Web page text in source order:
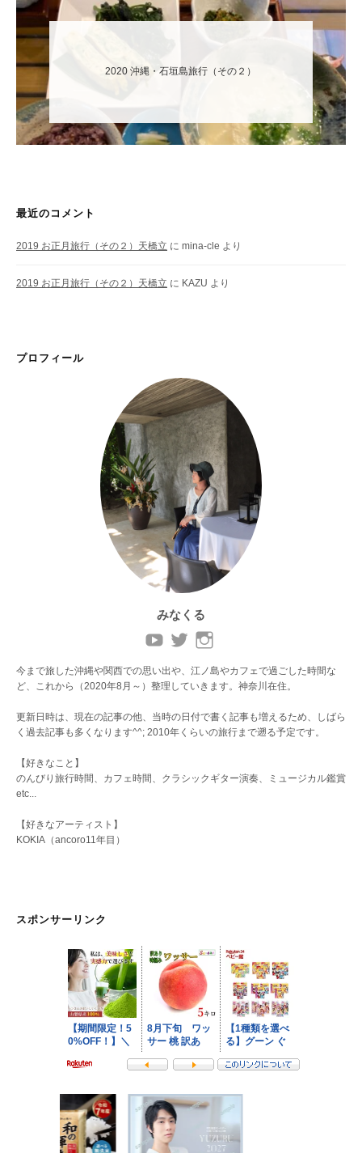
2020 沖縄・石垣島旅行（その２）
最近のコメント
2019 お正月旅行（その２）天橋立 に mina-cle より
2019 お正月旅行（その２）天橋立 に KAZU より
プロフィール
みなくる
今まで旅した沖縄や関西での思い出や、江ノ島やカフェで過ごした時間な
ど、これから（2020年8月～）整理していきます。神奈川在住。
更新日時は、現在の記事の他、当時の日付で書く記事も増えるため、しばら
く過去記事も多くなります^^; 2010年くらいの旅行まで遡る予定です。
【好きなこと】
のんびり旅行時間、カフェ時間、クラシックギター演奏、ミュージカル鑑賞
etc...
【好きなアーティスト】
KOKIA（ancoro11年目）
スポンサーリンク